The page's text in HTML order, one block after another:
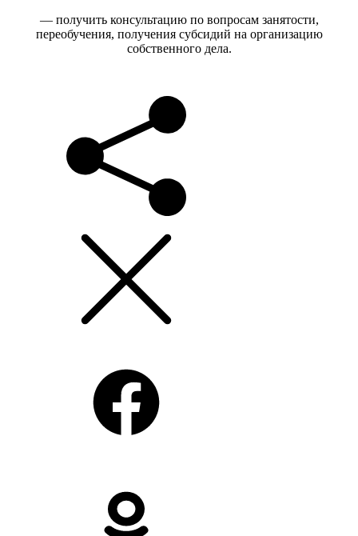
— получить консультацию по вопросам занятости,
переобучения, получения субсидий на организацию
собственного дела.